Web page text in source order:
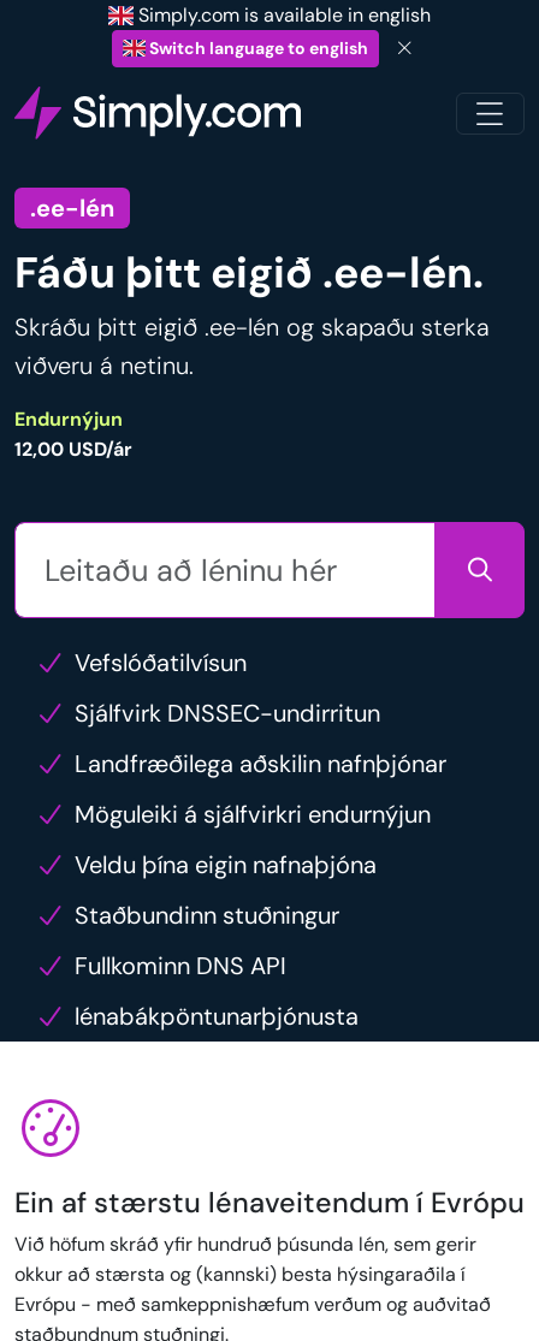
Simply.com is available in english
Switch language to english
.ee-lén
Fáðu þitt eigið .ee-lén.
Skráðu þitt eigið .ee-lén og skapaðu sterka
viðveru á netinu.
Endurnýjun
12,00 USD/ár
Vefslóðatilvísun
Sjálfvirk DNSSEC-undirritun
Landfræðilega aðskilin nafnþjónar
Möguleiki á sjálfvirkri endurnýjun
Veldu þína eigin nafnaþjóna
Staðbundinn stuðningur
Fullkominn DNS API
lénabákpöntunarþjónusta
Ein af stærstu lénaveitendum í Evrópu
Við höfum skráð yfir hundruð þúsunda lén, sem gerir
okkur að stærsta og (kannski) besta hýsingaraðila í
Evrópu - með samkeppnishæfum verðum og auðvitað
staðbundnum stuðningi.